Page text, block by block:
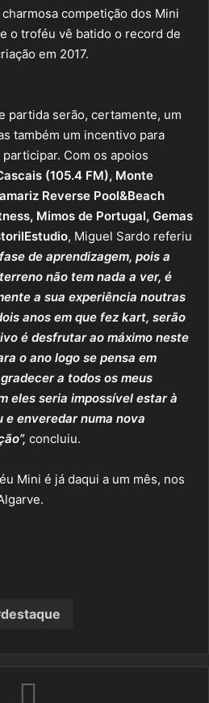
competição dos Mini
o troféu vê batido o record de
em 2017.
partida serão, certamente, um
também um incentivo para
Com os apoios
(105.4 FM), Monte
Reverse Pool&Beach
Mimos de Portugal, Gemas
, Miguel Sardo referiu
de aprendizagem, pois a
não tem nada a ver, é
a sua experiência noutras
anos em que fez kart, serão
é desfrutar ao máximo neste
o ano logo se pensa em
a todos os meus
eles seria impossível estar à
enveredar numa nova
concluiu.
Mini é já daqui a um mês, nos
destaque